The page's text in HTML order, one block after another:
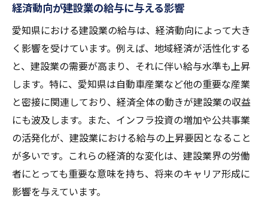
給与水準から見る建設業の将来性
建設業での成功に必要なスキルセット
愛知県建設業界の未来と給与の見通し
キャリア構築における愛知県の優位性
愛知県における建設業のキャリアパス
愛知県建設業界で働く魅力年収と地域社会への
貢献度
建設業が地域社会に貢献する具体例
愛知県で得られる建設業のやりがい
年収と地域貢献のバランスを探る
経済動向が建設業の給与に与える影響
愛知県における建設業の給与は、経済動向によって大き
く影響を受けています。例えば、地域経済が活性化する
と、建設業の需要が高まり、それに伴い給与水準も上昇
します。特に、愛知県は自動車産業など他の重要な産業
と密接に関連しており、経済全体の動きが建設業の収益
にも波及します。また、インフラ投資の増加や公共事業
の活発化が、建設業における給与の上昇要因となること
が多いです。これらの経済的な変化は、建設業界の労働
者にとっても重要な意味を持ち、将来のキャリア形成に
影響を与えています。